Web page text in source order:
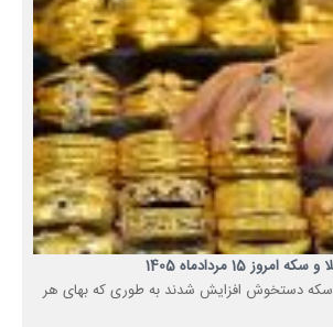
15 مردادماه 1405
سکه دستخوش افزایش شدند به طوری که بهای هر